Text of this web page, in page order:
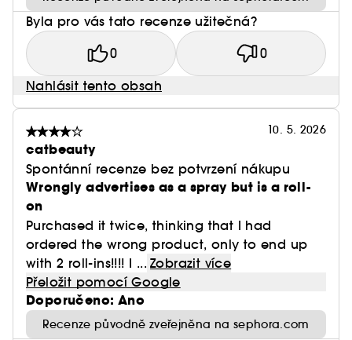
Byla pro vás tato recenze užitečná?
0 0
Nahlásit tento obsah
10. 5. 2026
catbeauty
Spontánní recenze bez potvrzení nákupu
Wrongly advertises as a spray but is a roll-
on
Purchased it twice, thinking that I had
ordered the wrong product, only to end up
with 2 roll-ins!!!! I ... Zobrazit více
Přeložit pomocí Google
Doporučeno: Ano
Recenze původně zveřejněna na sephora.com